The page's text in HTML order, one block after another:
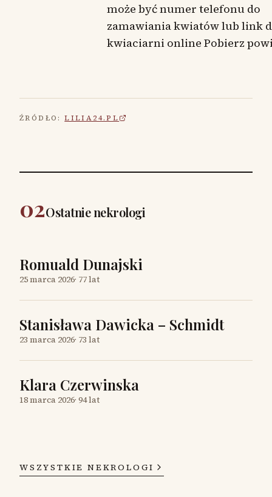
może być numer telefonu do
zamawiania kwiatów lub link
kwiaciarni online Pobierz
ŹRÓDŁO: LILIA24.PL
02Ostatnie nekrologi
Romuald Dunajski
25 marca 2026· 77 lat
Stanisława Dawicka – Schmidt
23 marca 2026· 73 lat
Klara Czerwinska
18 marca 2026· 94 lat
WSZYSTKIE NEKROLOGI